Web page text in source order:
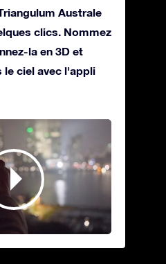
Australe
clics. Nommez
la en 3D et
le ciel avec l'appli